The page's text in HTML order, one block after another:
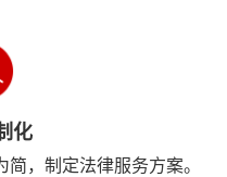
化
，制定法律服务方案。